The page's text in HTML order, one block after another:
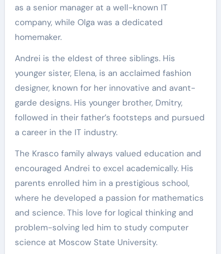
as a senior manager at a well-known IT
company, while Olga was a dedicated
homemaker.
Andrei is the eldest of three siblings. His
younger sister, Elena, is an acclaimed fashion
designer, known for her innovative and avant-
garde designs. His younger brother, Dmitry,
followed in their father’s footsteps and pursued
a career in the IT industry.
The Krasco family always valued education and
encouraged Andrei to excel academically. His
parents enrolled him in a prestigious school,
where he developed a passion for mathematics
and science. This love for logical thinking and
problem-solving led him to study computer
science at Moscow State University.